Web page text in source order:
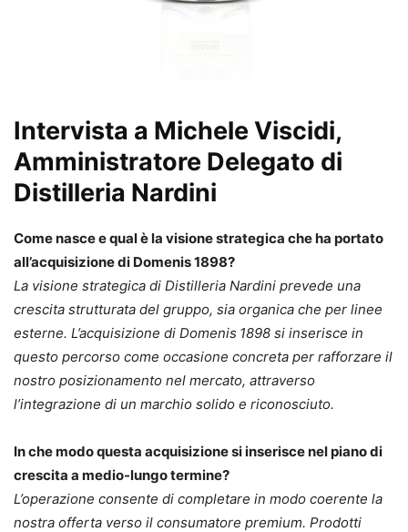
Intervista a Michele Viscidi,
Amministratore Delegato di
Distilleria Nardini
Come nasce e qual è la visione strategica che ha portato
all’acquisizione di Domenis 1898?
La visione strategica di Distilleria Nardini prevede una
crescita strutturata del gruppo, sia organica che per linee
esterne. L’acquisizione di Domenis 1898 si inserisce in
questo percorso come occasione concreta per rafforzare il
nostro posizionamento nel mercato, attraverso
l’integrazione di un marchio solido e riconosciuto.
In che modo questa acquisizione si inserisce nel piano di
crescita a medio-lungo termine?
L’operazione consente di completare in modo coerente la
nostra offerta verso il consumatore premium. Prodotti